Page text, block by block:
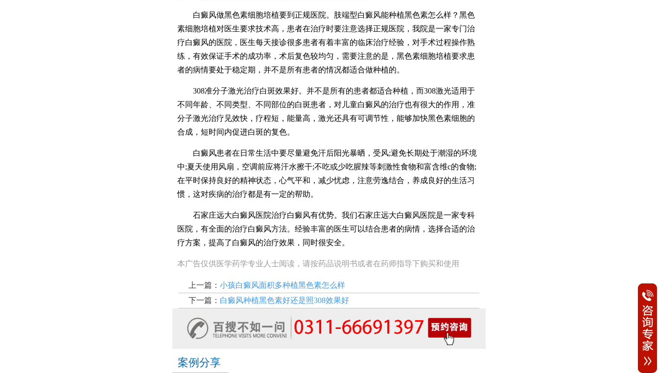
白癜风做黑色素细胞培植要到正规医院。肢端型白癜风能种植黑色素怎么样？黑色
素细胞培植对医生要求技术高，患者在治疗时要注意选择正规医院，我院是一家专门治
疗白癜风的医院，医生每天接诊很多患者有着丰富的临床治疗经验，对手术过程操作熟
练，有效保证手术的成功率，术后复色较均匀，需要注意的是，黑色素细胞培植要求患
者的病情要处于稳定期，并不是所有患者的情况都适合做种植的。
308准分子激光治疗白斑效果好。并不是所有的患者都适合种植，而308激光适用于
不同年龄、不同类型、不同部位的白斑患者，对儿童白癜风的治疗也有很大的作用，准
分子激光治疗见效快，疗程短，能量高，激光还具有可调节性，能够加快黑色素细胞的
合成，短时间内促进白斑的复色。
白癜风患者在日常生活中要尽量避免汗后阳光暴晒，受风;避免长期处于潮湿的环境
中;夏天使用风扇，空调前应将汗水擦干;不吃或少吃腥辣等刺激性食物和富含维c的食物;
在平时保持良好的精神状态，心气平和，减少忧虑，注意劳逸结合，养成良好的生活习
惯，这对疾病的治疗都是有一定的帮助。
石家庄远大白癜风医院治疗白癜风有优势。我们石家庄远大白癜风医院是一家专科
医院，有全面的治疗白癜风方法。经验丰富的医生可以结合患者的病情，选择合适的治
疗方案，提高了白癜风的治疗效果，同时很安全。
本广告仅供医学药学专业人士阅读，请按药品说明书或者在药师指导下购买和使用
上一篇： 小孩白癜风面积多种植黑色素怎么样
下一篇： 白癜风种植黑色素好还是照308效果好
案例分享